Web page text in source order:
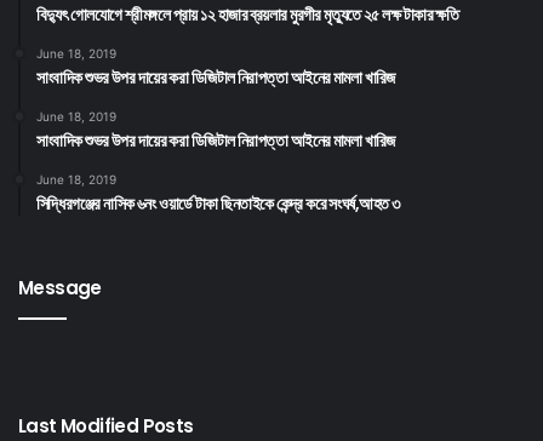
বিদ্যুৎ গোলযোগে শ্রীমঙ্গলে প্রায় ১২ হাজার ব্রয়লার মুরগীর মৃত্যুতে ২৫ লক্ষ টাকার ক্ষতি
June 18, 2019
সাংবাদিক শুভর উপর দায়ের করা ডিজিটাল নিরাপত্তা আইনের মামলা খারিজ
June 18, 2019
সাংবাদিক শুভর উপর দায়ের করা ডিজিটাল নিরাপত্তা আইনের মামলা খারিজ
June 18, 2019
সিদ্ধিরগঞ্জের নাসিক ৬নং ওয়ার্ডে টাকা ছিনতাইকে কেন্দ্র করে সংঘর্ষ,আহত ৩
Message
Last Modified Posts